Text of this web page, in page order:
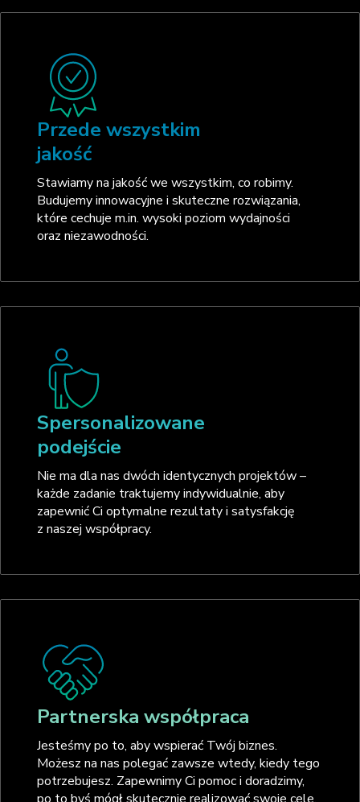
Przede wszystkim
jakość
Stawiamy na jakość we wszystkim, co robimy.
Budujemy innowacyjne i skuteczne rozwiązania,
które cechuje m.in. wysoki poziom wydajności
oraz niezawodności.
Spersonalizowane
podejście
Nie ma dla nas dwóch identycznych projektów –
każde zadanie traktujemy indywidualnie, aby
zapewnić Ci optymalne rezultaty i satysfakcję
z naszej współpracy.
Partnerska współpraca
Jesteśmy po to, aby wspierać Twój biznes.
Możesz na nas polegać zawsze wtedy, kiedy tego
potrzebujesz. Zapewnimy Ci pomoc i doradzimy,